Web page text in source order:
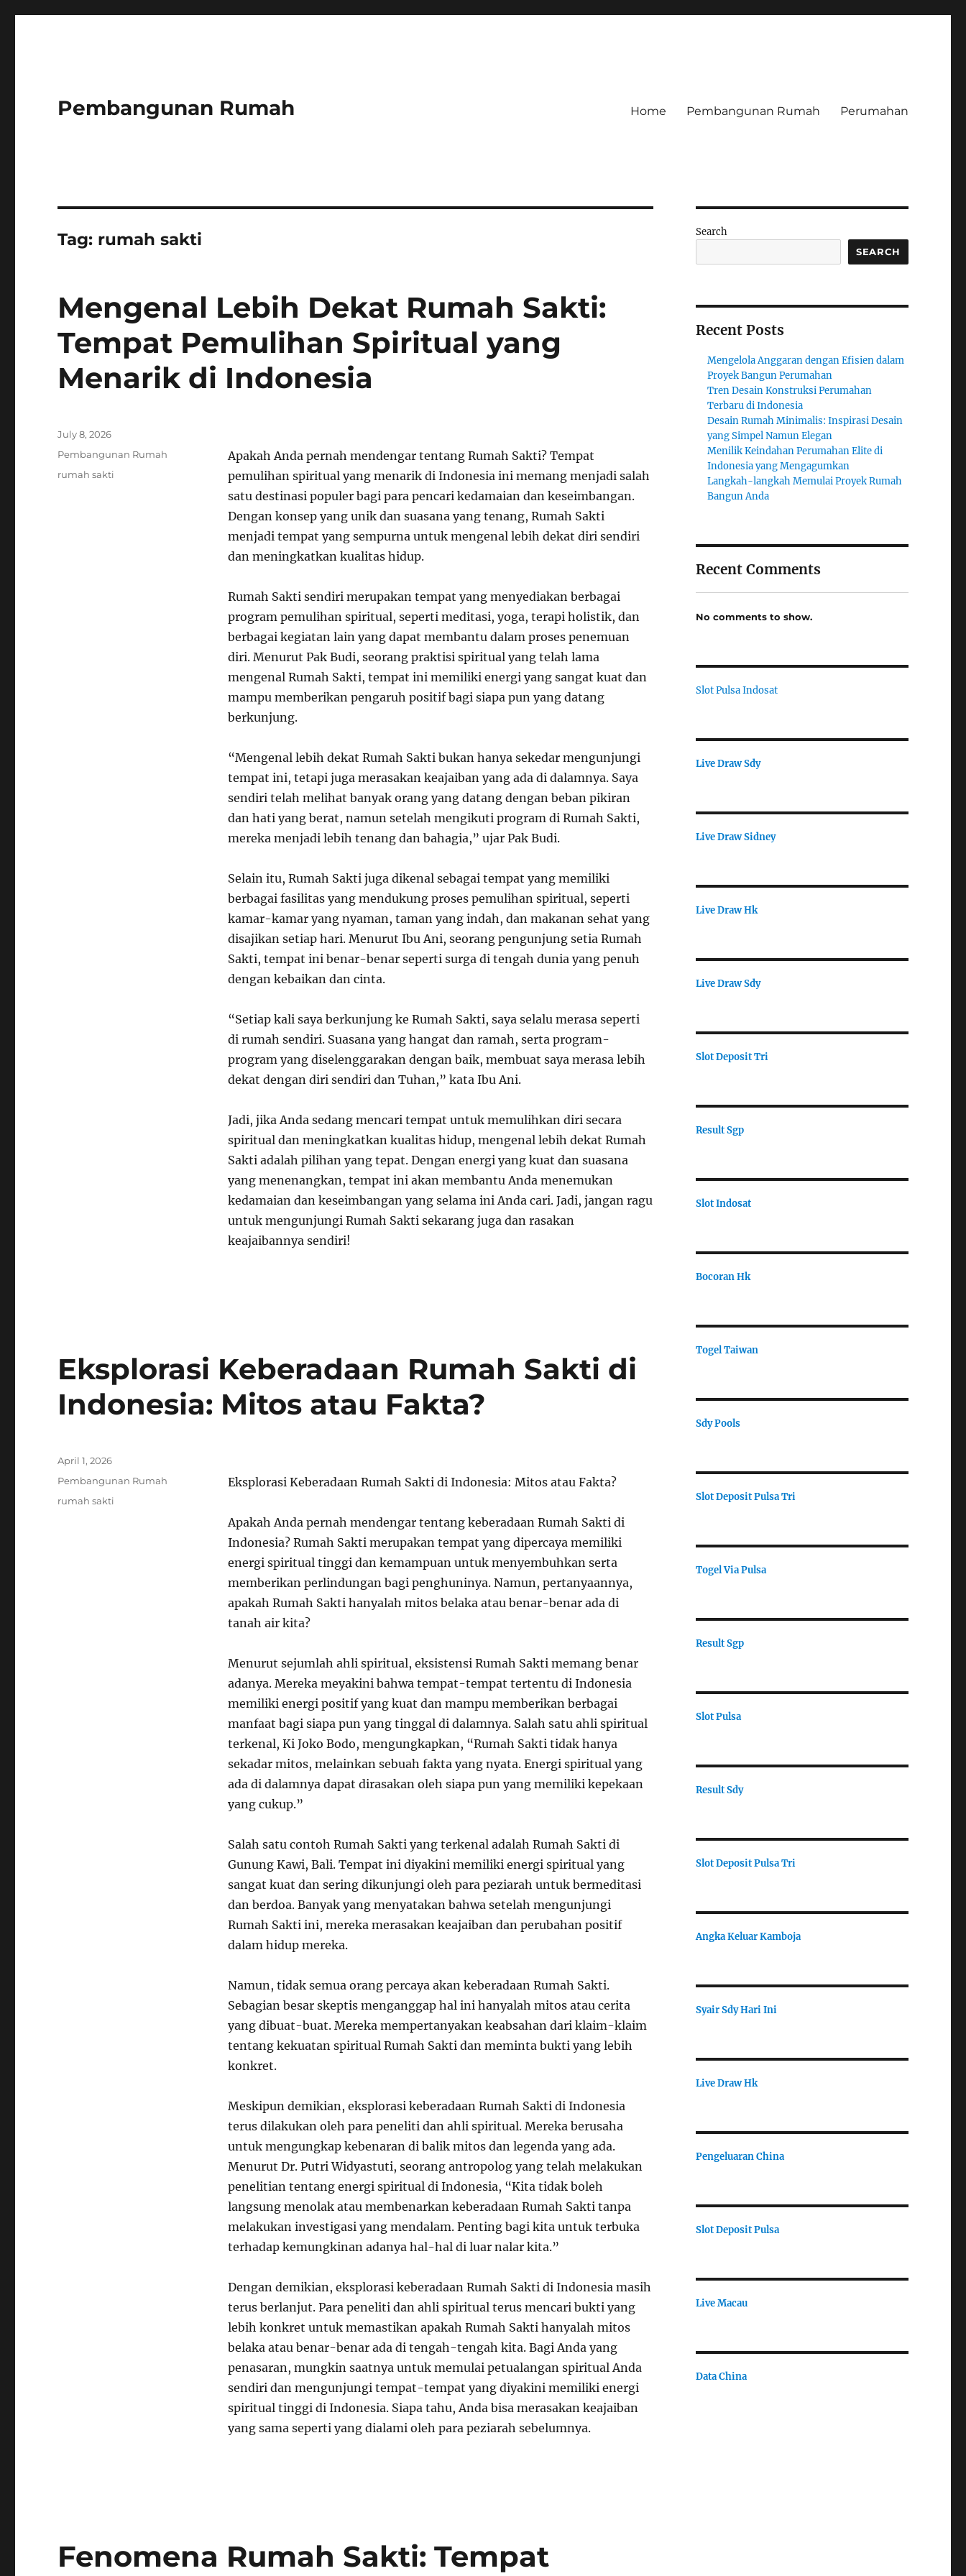
Pembangunan Rumah Home Pembangunan Rumah Perumahan
Tag: rumah sakti
Mengenal Lebih Dekat Rumah Sakti:
Tempat Pemulihan Spiritual yang
Menarik di Indonesia
Apakah Anda pernah mendengar tentang Rumah Sakti? Tempat
pemulihan spiritual yang menarik di Indonesia ini memang menjadi salah
satu destinasi populer bagi para pencari kedamaian dan keseimbangan.
Dengan konsep yang unik dan suasana yang tenang, Rumah Sakti
menjadi tempat yang sempurna untuk mengenal lebih dekat diri sendiri
dan meningkatkan kualitas hidup.
Rumah Sakti sendiri merupakan tempat yang menyediakan berbagai
program pemulihan spiritual, seperti meditasi, yoga, terapi holistik, dan
berbagai kegiatan lain yang dapat membantu dalam proses penemuan
diri. Menurut Pak Budi, seorang praktisi spiritual yang telah lama
mengenal Rumah Sakti, tempat ini memiliki energi yang sangat kuat dan
mampu memberikan pengaruh positif bagi siapa pun yang datang
berkunjung.
“Mengenal lebih dekat Rumah Sakti bukan hanya sekedar mengunjungi
tempat ini, tetapi juga merasakan keajaiban yang ada di dalamnya. Saya
sendiri telah melihat banyak orang yang datang dengan beban pikiran
dan hati yang berat, namun setelah mengikuti program di Rumah Sakti,
mereka menjadi lebih tenang dan bahagia,” ujar Pak Budi.
Selain itu, Rumah Sakti juga dikenal sebagai tempat yang memiliki
berbagai fasilitas yang mendukung proses pemulihan spiritual, seperti
kamar-kamar yang nyaman, taman yang indah, dan makanan sehat yang
disajikan setiap hari. Menurut Ibu Ani, seorang pengunjung setia Rumah
Sakti, tempat ini benar-benar seperti surga di tengah dunia yang penuh
dengan kebaikan dan cinta.
“Setiap kali saya berkunjung ke Rumah Sakti, saya selalu merasa seperti
di rumah sendiri. Suasana yang hangat dan ramah, serta program-
program yang diselenggarakan dengan baik, membuat saya merasa lebih
dekat dengan diri sendiri dan Tuhan,” kata Ibu Ani.
Jadi, jika Anda sedang mencari tempat untuk memulihkan diri secara
spiritual dan meningkatkan kualitas hidup, mengenal lebih dekat Rumah
Sakti adalah pilihan yang tepat. Dengan energi yang kuat dan suasana
yang menenangkan, tempat ini akan membantu Anda menemukan
kedamaian dan keseimbangan yang selama ini Anda cari. Jadi, jangan ragu
untuk mengunjungi Rumah Sakti sekarang juga dan rasakan
keajaibannya sendiri!
Posted
July 8, 2026
Categories
Pembangunan Rumah
Tags
rumah sakti
Eksplorasi Keberadaan Rumah Sakti di
Indonesia: Mitos atau Fakta?
Eksplorasi Keberadaan Rumah Sakti di Indonesia: Mitos atau Fakta?
Apakah Anda pernah mendengar tentang keberadaan Rumah Sakti di
Indonesia? Rumah Sakti merupakan tempat yang dipercaya memiliki
energi spiritual tinggi dan kemampuan untuk menyembuhkan serta
memberikan perlindungan bagi penghuninya. Namun, pertanyaannya,
apakah Rumah Sakti hanyalah mitos belaka atau benar-benar ada di
tanah air kita?
Menurut sejumlah ahli spiritual, eksistensi Rumah Sakti memang benar
adanya. Mereka meyakini bahwa tempat-tempat tertentu di Indonesia
memiliki energi positif yang kuat dan mampu memberikan berbagai
manfaat bagi siapa pun yang tinggal di dalamnya. Salah satu ahli spiritual
terkenal, Ki Joko Bodo, mengungkapkan, “Rumah Sakti tidak hanya
sekadar mitos, melainkan sebuah fakta yang nyata. Energi spiritual yang
ada di dalamnya dapat dirasakan oleh siapa pun yang memiliki kepekaan
yang cukup.”
Salah satu contoh Rumah Sakti yang terkenal adalah Rumah Sakti di
Gunung Kawi, Bali. Tempat ini diyakini memiliki energi spiritual yang
sangat kuat dan sering dikunjungi oleh para peziarah untuk bermeditasi
dan berdoa. Banyak yang menyatakan bahwa setelah mengunjungi
Rumah Sakti ini, mereka merasakan keajaiban dan perubahan positif
dalam hidup mereka.
Namun, tidak semua orang percaya akan keberadaan Rumah Sakti.
Sebagian besar skeptis menganggap hal ini hanyalah mitos atau cerita
yang dibuat-buat. Mereka mempertanyakan keabsahan dari klaim-klaim
tentang kekuatan spiritual Rumah Sakti dan meminta bukti yang lebih
konkret.
Meskipun demikian, eksplorasi keberadaan Rumah Sakti di Indonesia
terus dilakukan oleh para peneliti dan ahli spiritual. Mereka berusaha
untuk mengungkap kebenaran di balik mitos dan legenda yang ada.
Menurut Dr. Putri Widyastuti, seorang antropolog yang telah melakukan
penelitian tentang energi spiritual di Indonesia, “Kita tidak boleh
langsung menolak atau membenarkan keberadaan Rumah Sakti tanpa
melakukan investigasi yang mendalam. Penting bagi kita untuk terbuka
terhadap kemungkinan adanya hal-hal di luar nalar kita.”
Dengan demikian, eksplorasi keberadaan Rumah Sakti di Indonesia masih
terus berlanjut. Para peneliti dan ahli spiritual terus mencari bukti yang
lebih konkret untuk memastikan apakah Rumah Sakti hanyalah mitos
belaka atau benar-benar ada di tengah-tengah kita. Bagi Anda yang
penasaran, mungkin saatnya untuk memulai petualangan spiritual Anda
sendiri dan mengunjungi tempat-tempat yang diyakini memiliki energi
spiritual tinggi di Indonesia. Siapa tahu, Anda bisa merasakan keajaiban
yang sama seperti yang dialami oleh para peziarah sebelumnya.
Posted
April 1, 2026
Categories
Pembangunan Rumah
Tags
rumah sakti
Fenomena Rumah Sakti: Tempat
Search
SEARCH
Recent Posts
Mengelola Anggaran dengan Efisien dalam
Proyek Bangun Perumahan
Tren Desain Konstruksi Perumahan
Terbaru di Indonesia
Desain Rumah Minimalis: Inspirasi Desain
yang Simpel Namun Elegan
Menilik Keindahan Perumahan Elite di
Indonesia yang Mengagumkan
Langkah-langkah Memulai Proyek Rumah
Bangun Anda
Recent Comments
No comments to show.
Slot Pulsa Indosat
Live Draw Sdy
Live Draw Sidney
Live Draw Hk
Live Draw Sdy
Slot Deposit Tri
Result Sgp
Slot Indosat
Bocoran Hk
Togel Taiwan
Sdy Pools
Slot Deposit Pulsa Tri
Togel Via Pulsa
Result Sgp
Slot Pulsa
Result Sdy
Slot Deposit Pulsa Tri
Angka Keluar Kamboja
Syair Sdy Hari Ini
Live Draw Hk
Pengeluaran China
Slot Deposit Pulsa
Live Macau
Data China